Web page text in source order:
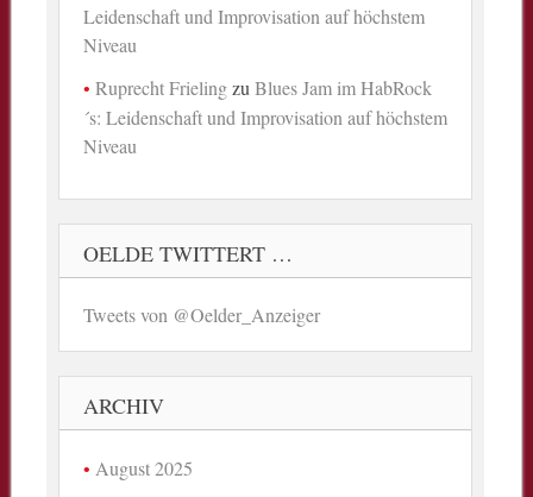
Leidenschaft und Improvisation auf höchstem
Niveau
Ruprecht FrielingzuBlues Jam im HabRock
´s: Leidenschaft und Improvisation auf höchstem
Niveau
OELDE TWITTERT …
Tweets von @Oelder_Anzeiger
ARCHIV
August 2025